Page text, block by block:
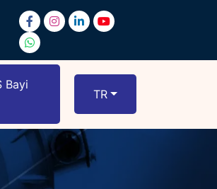
Bayi
TR